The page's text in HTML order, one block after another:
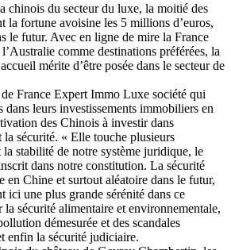
chinois du secteur du luxe, la moitié des
la fortune avoisine les 5 millions d’euros,
le futur. Avec en ligne de mire la France
comme destinations préférées, la
mérite d’être posée dans le secteur de
France Expert Immo Luxe société qui
dans leurs investissements immobiliers en
des Chinois à investir dans
sécurité. « Elle touche plusieurs
la stabilité de notre système juridique, le
dans notre constitution. La sécurité
en Chine et surtout aléatoire dans le futur,
ici une plus grande sérénité dans ce
sécurité alimentaire et environnementale,
démesurée et des scandales
enfin la sécurité judiciaire.